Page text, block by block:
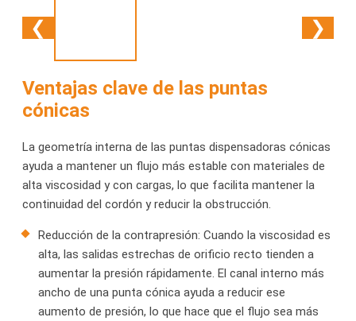
❮ ❯
Ventajas clave de las puntas
cónicas
La geometría interna de las puntas dispensadoras cónicas
ayuda a mantener un flujo más estable con materiales de
alta viscosidad y con cargas, lo que facilita mantener la
continuidad del cordón y reducir la obstrucción.
Reducción de la contrapresión: Cuando la viscosidad es
alta, las salidas estrechas de orificio recto tienden a
aumentar la presión rápidamente. El canal interno más
ancho de una punta cónica ayuda a reducir ese
aumento de presión, lo que hace que el flujo sea más